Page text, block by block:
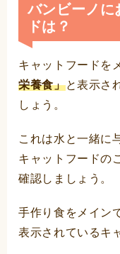
バンビーノに
ドは？
キャットフードを
栄養食」と表示さ
しょう。
これは水と一緒に
キャットフードの
確認しましょう。
手作り食をメイン
表示されているキ